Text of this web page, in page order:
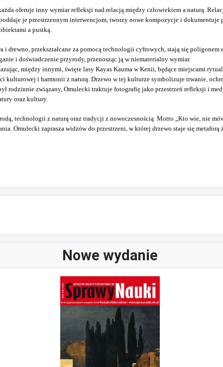
Nowe wydanie
oferuje inny wymiar refleksji nad relacją między człowiekiem a naturą.
je przestrzennym interwencjom, tworzy nowe kompozycje i dokumentuje
a pustką.
przekształcane za pomocą technologii cyfrowych, stają się
i doświadczenie przyrody, przenosząc ją w niematerialny wymiar.
między innymi, święte lasy Kayas Kauma w Kenii, będące miejscami
kulturowej i harmonii z naturą. Drzewo w tej kulturze symbolizuje trwanie,
związany, Omulecki traktuje fotografię jako przestrzeń refleksji i
oraz kultury.
technologii z naturą oraz tradycji z nowoczesnością. Motto „Kto wie, nie
Omulecki zaprasza widzów do przestrzeni, w której drzewo staje się